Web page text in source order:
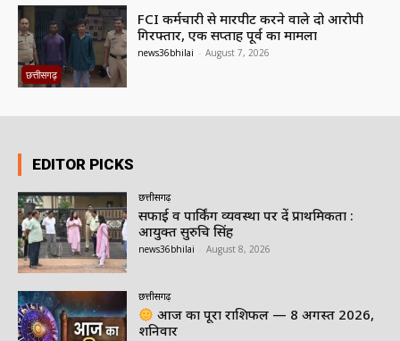
छत्तीसगढ़
FCI कर्मचारी से मारपीट करने वाले दो आरोपी
गिरफ्तार, एक सप्ताह पूर्व का मामला
news36bhilai - August 7, 2026
EDITOR PICKS
छत्तीसगढ़
सफाई व पार्किंग व्यवस्था पर दें प्राथमिकता :
आयुक्त सुरुचि सिंह
news36bhilai August 8, 2026
छत्तीसगढ़
आज का पूरा राशिफल — 8 अगस्त 2026,
शनिवार